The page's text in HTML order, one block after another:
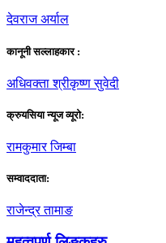
देवराज अर्याल
कानूनी सल्लाहकार :
अधिवक्ता श्रीकृष्ण सुवेदी
क्रुयसिया न्यूज व्यूराे:
रामकुमार जिम्बा
सम्वाददाता:
राजेन्द्र तामाङ